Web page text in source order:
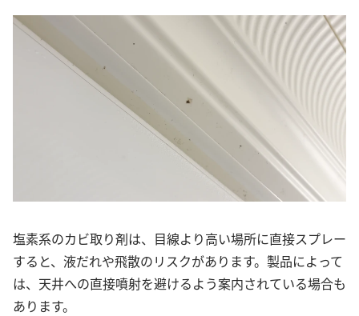
塩素系のカビ取り剤は、目線より高い場所に直接スプレー
すると、液だれや飛散のリスクがあります。製品によって
は、天井への直接噴射を避けるよう案内されている場合も
あります。